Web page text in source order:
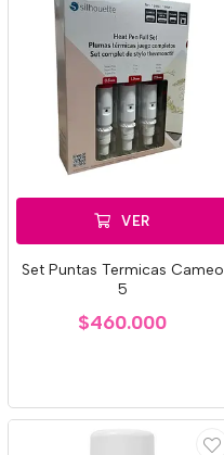
VER
Set Puntas Termicas Cameo
5
$460.000